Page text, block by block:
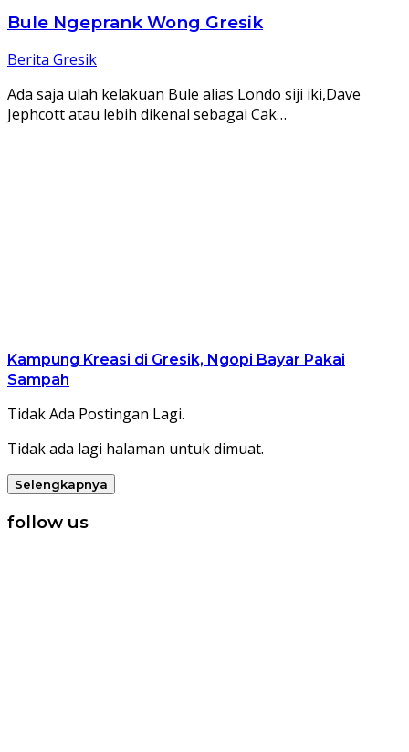
Bule Ngeprank Wong Gresik
Berita Gresik
Ada saja ulah kelakuan Bule alias Londo siji iki,Dave
Jephcott atau lebih dikenal sebagai Cak…
Kampung Kreasi di Gresik, Ngopi Bayar Pakai
Sampah
Tidak Ada Postingan Lagi.
Tidak ada lagi halaman untuk dimuat.
Selengkapnya
follow us